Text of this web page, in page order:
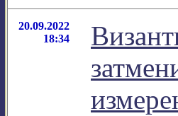
20.09.2022
18:34